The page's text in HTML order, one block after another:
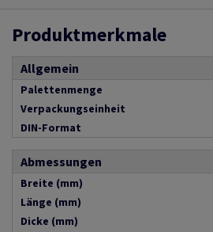
Produktmerkmale
Allgemein
Palettenmenge
Verpackungseinheit
DIN-Format
Abmessungen
Breite (mm)
Länge (mm)
Dicke (mm)